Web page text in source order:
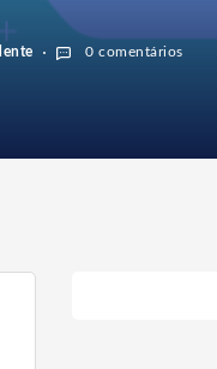
0 comentários